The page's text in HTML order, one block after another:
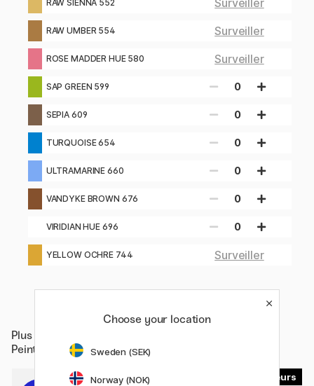
RAW SIENNA 552 Surveiller
RAW UMBER 554 Surveiller
ROSE MADDER HUE 580 Surveiller
SAP GREEN 599 0
SEPIA 609 0
TURQUOISE 654 0
ULTRAMARINE 660 0
VANDYKE BROWN 676 0
VIRIDIAN HUE 696 0
YELLOW OCHRE 744 Surveiller
Plus de
Peinture aquarelle / Aquarelle en tube
48
Choose your location
Sweden (SEK)
Norway (NOK)